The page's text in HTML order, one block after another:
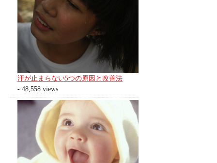
汗が止まらない5つの原因と改善法
- 48,558 views